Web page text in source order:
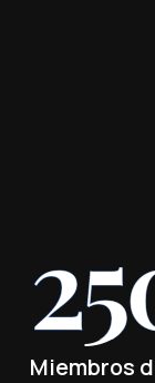
Miembros